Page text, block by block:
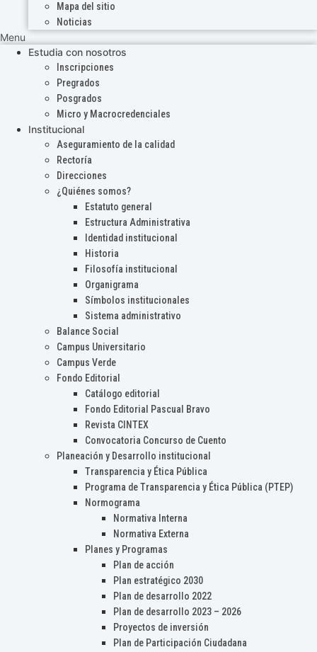
Mapa del sitio
Noticias
Menu
Estudia con nosotros
Inscripciones
Pregrados
Posgrados
Micro y Macrocredenciales
Institucional
Aseguramiento de la calidad
Rectoría
Direcciones
¿Quiénes somos?
Estatuto general
Estructura Administrativa
Identidad institucional
Historia
Filosofía institucional
Organigrama
Símbolos institucionales
Sistema administrativo
Balance Social
Campus Universitario
Campus Verde
Fondo Editorial
Catálogo editorial
Fondo Editorial Pascual Bravo
Revista CINTEX
Convocatoria Concurso de Cuento
Planeación y Desarrollo institucional
Transparencia y Ética Pública
Programa de Transparencia y Ética Pública (PTEP)
Normograma
Normativa Interna
Normativa Externa
Planes y Programas
Plan de acción
Plan estratégico 2030
Plan de desarrollo 2022
Plan de desarrollo 2023 – 2026
Proyectos de inversión
Plan de Participación Ciudadana